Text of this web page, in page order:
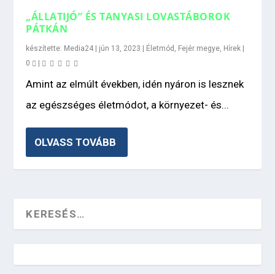
„ÁLLATIJÓ” ÉS TANYASI LOVASTÁBOROK
PÁTKÁN
készítette: Media24 | jún 13, 2023 | Életmód Fejér megye Hírek |
0
|
Amint az elmúlt években, idén nyáron is lesznek
az egészséges életmódot, a környezet- és...
OLVASS TOVÁBB